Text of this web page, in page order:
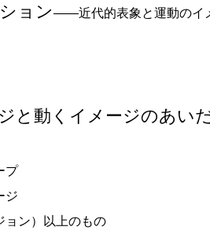
ョン――近代的表象と運動のイ
と動くイメージのあい
プ
ジ
ン）以上のもの